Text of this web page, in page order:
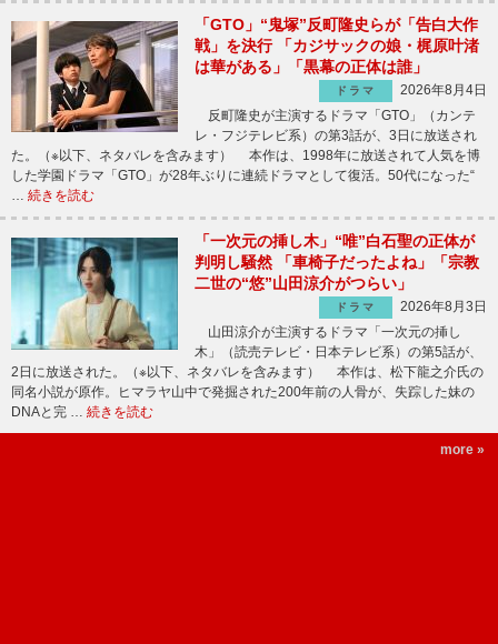
「GTO」“鬼塚”反町隆史らが「告白大作
戦」を決行 「カジサックの娘・梶原叶渚
は華がある」「黒幕の正体は誰」
ドラマ
2026年8月4日
反町隆史が主演するドラマ「GTO」（カンテ
レ・フジテレビ系）の第3話が、3日に放送され
た。（※以下、ネタバレを含みます） 本作は、1998年に放送されて人気を博
した学園ドラマ「GTO」が28年ぶりに連続ドラマとして復活。50代になった“
続きを読む
「一次元の挿し木」“唯”白石聖の正体が
判明し騒然 「車椅子だったよね」「宗教
二世の“悠”山田涼介がつらい」
ドラマ
2026年8月3日
山田涼介が主演するドラマ「一次元の挿し
木」（読売テレビ・日本テレビ系）の第5話が、
2日に放送された。（※以下、ネタバレを含みます） 本作は、松下龍之介氏の
同名小説が原作。ヒマラヤ山中で発掘された200年前の人骨が、失踪した妹の
DNAと完 … 続きを読む
more »